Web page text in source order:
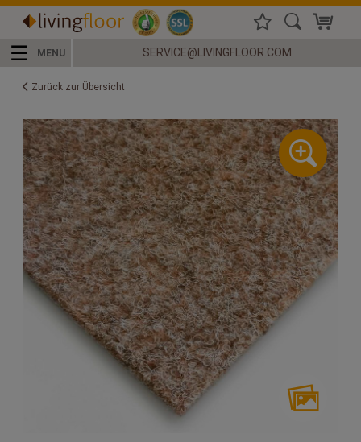
☰ MENU SERVICE@LIVINGFLOOR.COM
Zurück zur Übersicht